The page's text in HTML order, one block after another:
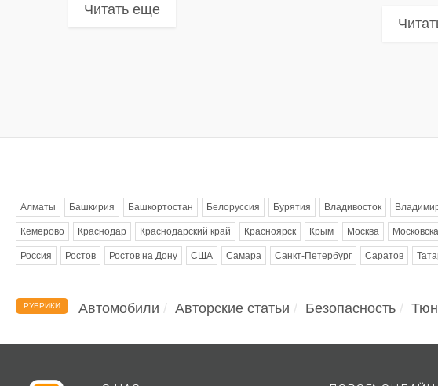
Читать еще
Алматы Башкирия Башкортостан Белоруссия Бурятия Владивосток
Кемерово Краснодар Краснодарский край Красноярск Крым Москва
Россия Ростов Ростов на Дону США Самара Санкт-Петербург Саратов
РУБРИКИ Автомобили Авторские статьи Безопасность